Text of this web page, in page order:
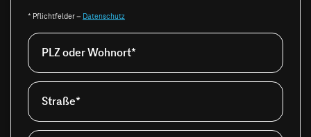
* Pflichtfelder – Datenschutz
PLZ oder Wohnort*
Straße*